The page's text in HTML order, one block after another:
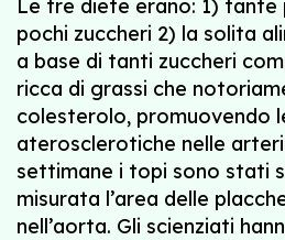
Le tre diete erano: 1) tante
pochi zuccheri 2) la solita
a base di tanti zuccheri
ricca di grassi che
colesterolo, promuovendo
aterosclerotiche nelle
settimane i topi sono stati
misurata l’area delle
nell’aorta. Gli scienziati